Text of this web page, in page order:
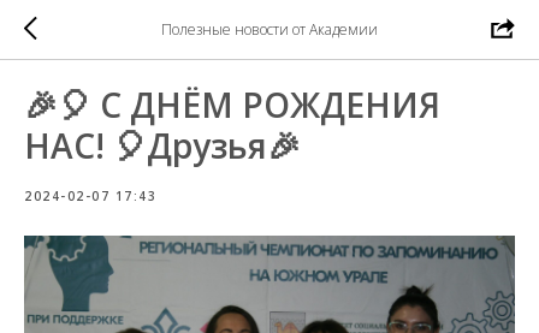
Полезные новости от Академии
🎉🎈 С ДНЁМ РОЖДЕНИЯ
НАС! 🎈Друзья🎉
2024-02-07 17:43